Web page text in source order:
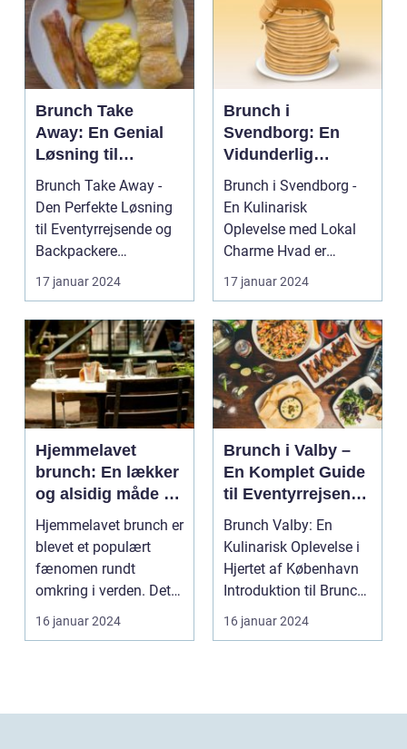
Brunch Take
Away: En Genial
Løsning til
Eventyrrejsende
og Backpackere
Brunch Take Away -
Den Perfekte Løsning
til Eventyrrejsende og
Backpackere
Indledning: Brunch er
en...
17 januar 2024
Brunch i
Svendborg: En
Vidunderlig
Oplevelse for
Eventyrrejsende
og Backpackere
Brunch i Svendborg -
En Kulinarisk
Oplevelse med Lokal
Charme Hvad er
Brunch? ...
17 januar 2024
Hjemmelavet
brunch: En lækker
og alsidig måde at
sætte prikken over
iet på din
morgenmad eller
frokost
Hjemmelavet brunch er
blevet et populært
fænomen rundt
omkring i verden. Det
er den perfekte måde
at...
16 januar 2024
Brunch i Valby –
En Komplet Guide
til Eventyrrejsende
og Backpackere
Brunch Valby: En
Kulinarisk Oplevelse i
Hjertet af København
Introduktion til Brunch
16 januar 2024